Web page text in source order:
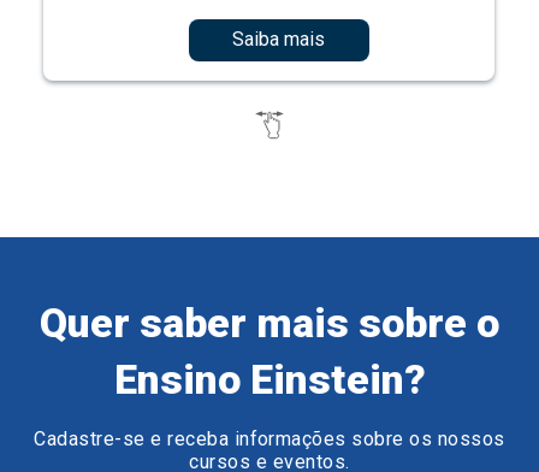
Saiba mais
Quer saber mais sobre o
Ensino Einstein?
Cadastre-se e receba informações sobre os nossos
cursos e eventos.